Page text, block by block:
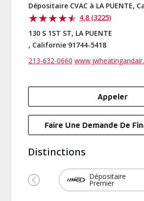
Dépositaire CVAC à LA PUENTE,
4.8 (3225)
130 S 1ST ST, LA PUENTE
, Californie 91744-5418
213-632-0660
Appeler
Faire Une Demande De
Distinctions
Dépositaire
Premier
Précédent